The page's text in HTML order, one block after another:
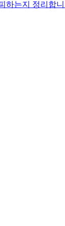
하는지 정리합